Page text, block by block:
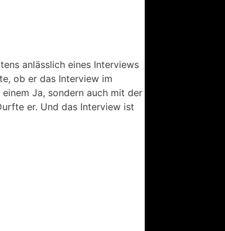
anlässlich eines Interviews
ob er das Interview im
Ja, sondern auch mit der
er. Und das Interview ist